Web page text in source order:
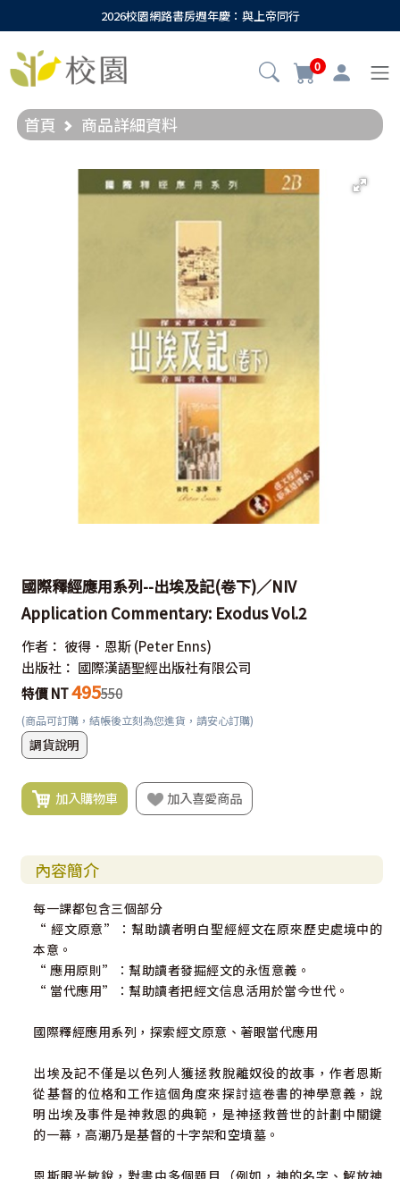
2026校園網路書房週年慶：與上帝同行
0
首頁 商品詳細資料
國際釋經應用系列--出埃及記(卷下)／NIV
Application Commentary: Exodus Vol.2
作者： 彼得．恩斯 (Peter Enns)
出版社： 國際漢語聖經出版社有限公司
特價 NT495550
(商品可訂購，結帳後立刻為您進貨，請安心訂購)
調貨說明
加入購物車 加入喜愛商品
內容簡介
每一課都包含三個部分
“ 經文原意”：幫助讀者明白聖經經文在原來歷史處境中的
本意。
“ 應用原則”：幫助讀者發掘經文的永恆意義。
“ 當代應用”：幫助讀者把經文信息活用於當今世代。
國際釋經應用系列，探索經文原意、著眼當代應用
出埃及記不僅是以色列人獲拯救脫離奴役的故事，作者恩斯
從基督的位格和工作這個角度來探討這卷書的神學意義，說
明出埃及事件是神救恩的典範，是神拯救普世的計劃中關鍵
的一幕，高潮乃是基督的十字架和空墳墓。